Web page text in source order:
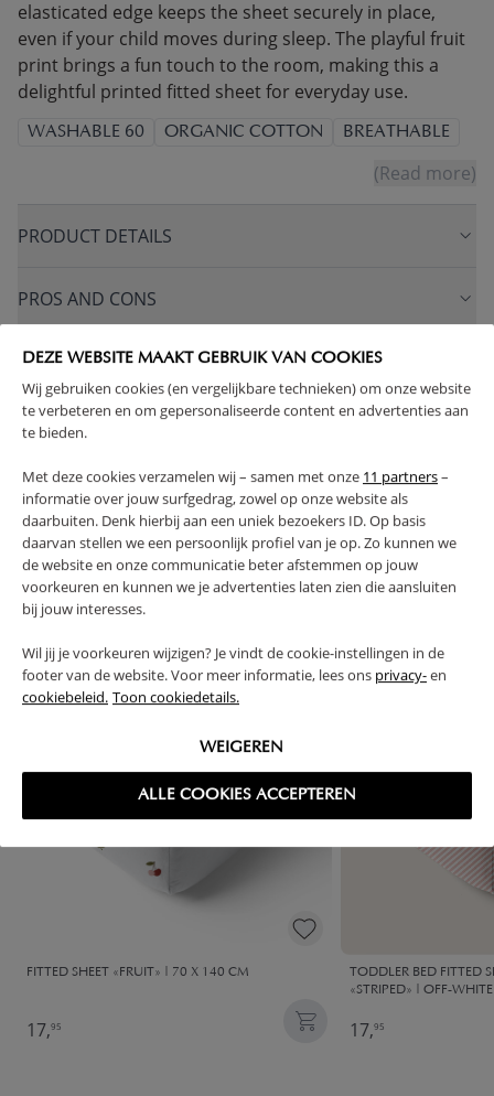
DEZE WEBSITE MAAKT GEBRUIK VAN COOKIES
Wij gebruiken cookies (en vergelijkbare technieken) om onze website
te verbeteren en om gepersonaliseerde content en advertenties aan
te bieden.
Met deze cookies verzamelen wij – samen met onze 11 partners–
informatie over jouw surfgedrag, zowel op onze website als
daarbuiten. Denk hierbij aan een uniek bezoekers ID. Op basis
daarvan stellen we een persoonlijk profiel van je op. Zo kunnen we
de website en onze communicatie beter afstemmen op jouw
voorkeuren en kunnen we je advertenties laten zien die aansluiten
bij jouw interesses.
Wil jij je voorkeuren wijzigen? Je vindt de cookie-instellingen in de
footer van de website. Voor meer informatie, lees ons privacy-en
cookiebeleid. Toon cookiedetails.
WEIGEREN
ALLE COOKIES ACCEPTEREN
elasticated edge keeps the sheet securely in place,
even if your child moves during sleep. The playful fruit
print brings a fun touch to the room, making this a
delightful printed fitted sheet for everyday use.
WASHABLE 60 ORGANIC COTTON BREATHABLE
(Read more)
PRODUCT DETAILS
PROS AND CONS
FAQ
RETURNS
High-contrast mode
FREQUENTLY BOUGHT TOGETHER
FITTED SHEET «FRUIT» | 70 X 140 CM
17,95
TODDLER BED FITTED
«STRIPED» | OFF-
17,95